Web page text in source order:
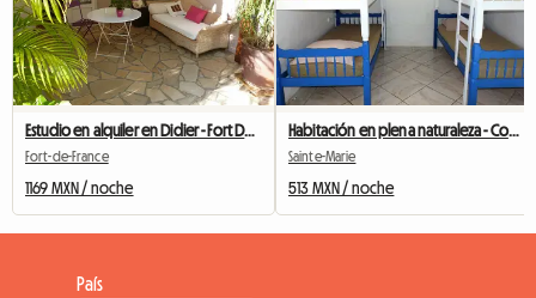
Estudio en alquiler en Didier - Fort De France
Fort-de-France
1169 MXN / noche
Habitación en plena naturaleza - Convivencia eco-responsable
Sainte-Marie
513 MXN / noche
País